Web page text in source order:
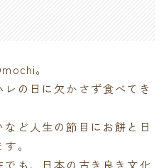
。
の日に欠かさず食べてき
ど人生の節目にお餅と日
。
も、日本の古き良き文化